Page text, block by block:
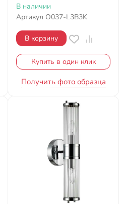
В наличии
Артикул O037-L3B3K
В корзину
Купить в один клик
Получить фото образца